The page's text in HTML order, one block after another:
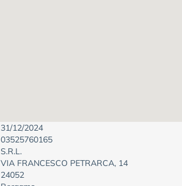
31/12/2024
03525760165
S.R.L.
VIA FRANCESCO PETRARCA, 14
24052